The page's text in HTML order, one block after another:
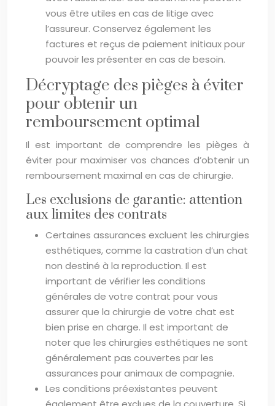
vous être utiles en cas de litige avec
l’assureur. Conservez également les
factures et reçus de paiement initiaux pour
pouvoir les présenter en cas de besoin.
Décryptage des pièges à éviter
pour obtenir un
remboursement optimal
Il est important de comprendre les pièges à
éviter pour maximiser vos chances d’obtenir un
remboursement maximal en cas de chirurgie.
Les exclusions de garantie: attention
aux limites des contrats
Certaines assurances excluent les chirurgies
esthétiques, comme la castration d’un chat
non destiné à la reproduction. Il est
important de vérifier les conditions
générales de votre contrat pour vous
assurer que la chirurgie de votre chat est
bien prise en charge. Il est important de
noter que les chirurgies esthétiques ne sont
généralement pas couvertes par les
assurances pour animaux de compagnie.
Les conditions préexistantes peuvent